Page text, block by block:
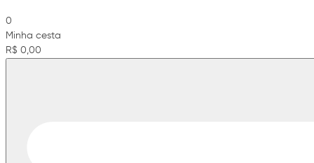
0
Minha cesta
R$ 0,00